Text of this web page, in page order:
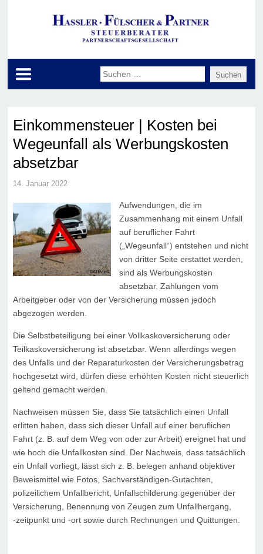
Einkommensteuer | Kosten bei
Wegeunfall als Werbungskosten
absetzbar
14. Januar 2022
Aufwendungen, die im
Zusammenhang mit einem Unfall
auf beruflicher Fahrt
(„Wegeunfall“) entstehen und nicht
von dritter Seite erstattet werden,
sind als Werbungskosten
absetzbar. Zahlungen vom
Arbeitgeber oder von der Versicherung müssen jedoch
abgezogen werden.
Die Selbstbeteiligung bei einer Vollkaskoversicherung oder
Teilkaskoversicherung ist absetzbar. Wenn allerdings wegen
des Unfalls und der Reparaturkosten der Versicherungsbetrag
hochgesetzt wird, dürfen diese erhöhten Kosten nicht steuerlich
geltend gemacht werden.
Nachweisen müssen Sie, dass Sie tatsächlich einen Unfall
erlitten haben, dass sich dieser Unfall auf einer beruflichen
Fahrt (z. B. auf dem Weg von oder zur Arbeit) ereignet hat und
wie hoch die Unfallkosten sind. Der Nachweis, dass tatsächlich
ein Unfall vorliegt, lässt sich z. B. belegen anhand objektiver
Beweismittel wie Fotos, Sachverständigen-Gutachten,
polizeilichem Unfallbericht, Unfallschilderung gegenüber der
Versicherung, Benennung von Zeugen zum Unfallhergang,
-zeitpunkt und -ort sowie durch Rechnungen und Quittungen.